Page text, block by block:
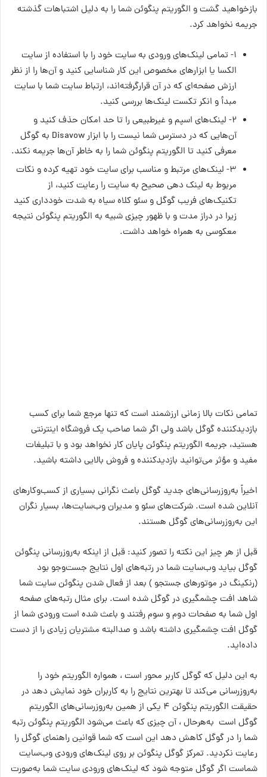
بازخواهید گشت و الگوریتم پنگوئن شما را به دلیل اشتباهات گذشته
جریمه نخواهد کرد.
۱- تمامی لینک‌های ورودی به سایت خود را با استفاده از سایت
الکسا یا ابزارهای مخصوص این کار شناسایی کنید و آن‌ها را از نظر
ارزش صفحه‌ای که در آن قرارگرفته‌اند، ارتباط سایت شما با سایت
مبدأ و انکر تکست لینک‌ها بررسی کنید.
۲- لینک‌های اسپم و غیرطبیعی را تا حد امکان حذف کنید و
آن‌هایی که در دسترس شما نیست را با ابزار Disavow به گوگل
معرفی کنید تا الگوریتم پنگوئن شما را به خاطر آن‌ها جریمه نکند.
۳- لینک‌های مرتبط و مناسب برای سایت خود تهیه کرده و نکات
مربوط به لینک دهی صحیح به سایت را رعایت کنید، از
تکنیک‌های فریب گوگل و سئو کلاه سیاه به شدت خودداری کنید
زیرا در دراز مدت و با ظهور چیزی شبیه به الگوریتم پنگوئن نتیجه
معکوسی به همراه خواهد داشت.
تمامی نکات بالا زمانی ارزشمند است که تنها مرجع شما برای کسب
بازدیدکننده گوگل باشد ولی اگر شما صاحب یک فروشگاه اینترنتی
هستید، جریمه الگوریتم پنگوئن پایان کار نخواهد بود و با تبلیغات
مفید و مؤثر می‌توانید بازدیدکننده و فروش بالایی داشته باشید.
اخیراً به‌روزرسانی‌های جدید گوگل باعث نگرانی بسیاری از کسب‌وکارهای
آنلاین شده است. شرکت‌های سئو و مدیران وب‌سایت‌ها، بسیار نگران
این به‌روزرسانی‌های گوگل هستند.
قبل از هر چیز این نکته را تصور کنید: قبل از اینکه به‌روزرسانی پنگوئن
گوگل بیاید وب‌سایت شما در رتبه‌های اول نتایج جست‌وجو بود
(رنکینگ در موتورهای جستجو ) بعد از فعال شدن پنگوئن سایت شما
شاهد افت چشمگیری در گوگل شده است. برای مثال رتبه‌های صفحه
اول شما به صفحات دوم و سوم رفتند و باعث شده است ورودی شما از
گوگل افت چشمگیری داشته باشد و صدالبته مشتریان زیادی را از دست
داده‌اید.
به این دلیل که گوگل کاربر محور است ، همواره الگوریتم خود را
به‌روزرسانی می‌کند تا بهترین نتایج را به کاربران خود نمایش دهد در
حقیقت الگوریتم پنگوئن ۴ یکی از همین به‌روزرسانی‌های الگوریتم
گوگل است به‌هرحال ، آن چیزی که باعث می‌شود الگوریتم پنگوئن رتبه
شما را در گوگل کاهش دهد این است که شما قوانین راهنمای گوگل را
رعایت نکردید. تمرکز گوگل پنگوئن بر روی لینک‌های ورودی وب‌سایت
شماست اگر گوگل متوجه شود که لینک‌های ورودی سایت شما به‌صورت